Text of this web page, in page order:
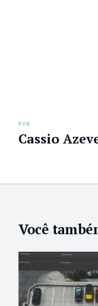
POR
Cassio
Você